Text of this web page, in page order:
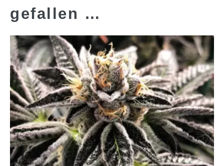
gefallen …